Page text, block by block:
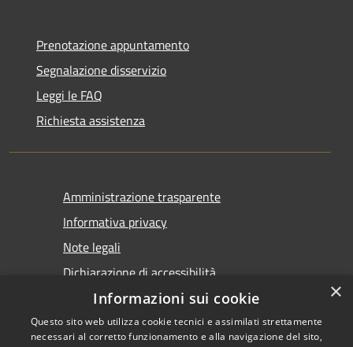
Prenotazione appuntamento
Segnalazione disservizio
Leggi le FAQ
Richiesta assistenza
Amministrazione trasparente
Informativa privacy
Note legali
Dichiarazione di accessibilità
×
Informazioni sui cookie
Questo sito web utilizza cookie tecnici e assimilati strettamente
necessari al corretto funzionamento e alla navigazione del sito,